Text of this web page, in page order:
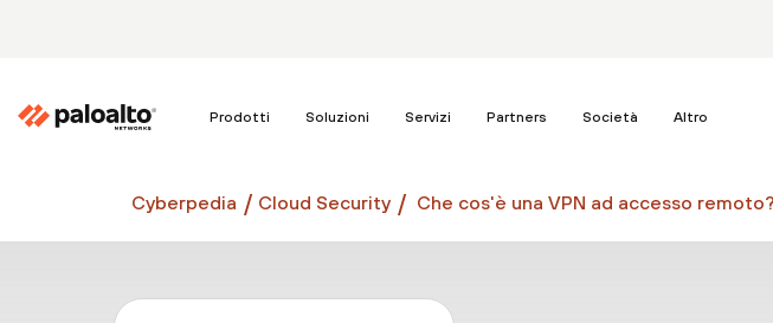
Prodotti Soluzioni Servizi Partners Società Altro
Cyberpedia Cloud Security Che cos'è una VPN ad accesso